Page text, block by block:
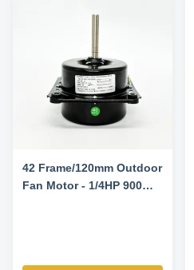
42 Frame/120mm Outdoor
Fan Motor - 1/4HP 900